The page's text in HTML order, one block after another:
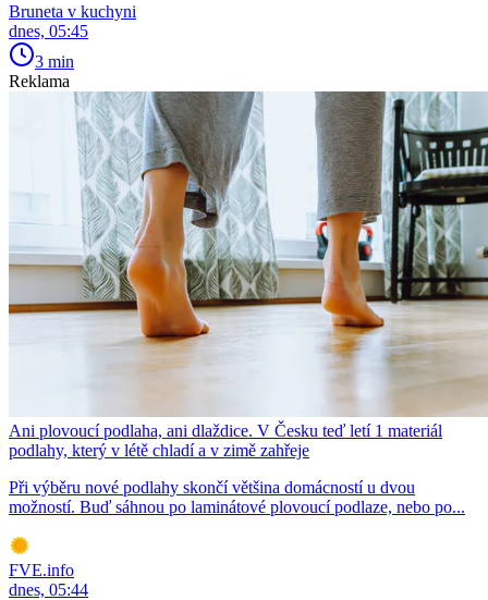
Bruneta v kuchyni
dnes, 05:45
3 min
Reklama
Ani plovoucí podlaha, ani dlaždice. V Česku teď letí 1 materiál
podlahy, který v létě chladí a v zimě zahřeje
Při výběru nové podlahy skončí většina domácností u dvou
možností. Buď sáhnou po laminátové plovoucí podlaze, nebo po...
FVE.info
dnes, 05:44